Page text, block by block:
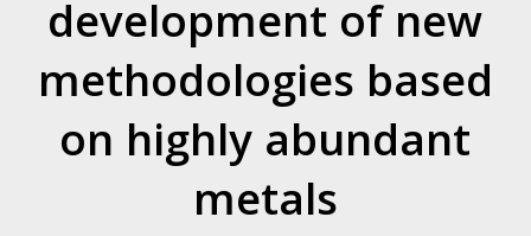
development of new
methodologies based
on highly abundant
metals